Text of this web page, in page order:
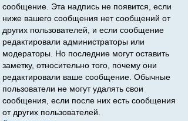
сообщение. Эта надпись не появится, если
ниже вашего сообщения нет сообщений от
других пользователей, и если сообщение
редактировали администраторы или
модераторы. Но последние могут оставить
заметку, относительно того, почему они
редактировали ваше сообщение. Обычные
пользователи не могут удалять свои
сообщения, если после них есть сообщения
от других пользователей.